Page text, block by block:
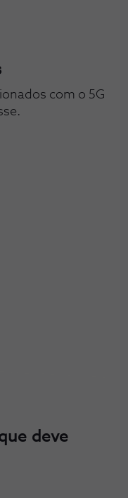
com o 5G
deve